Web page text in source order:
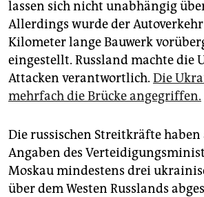
lassen sich nicht unabhängig
Allerdings wurde der Autoverkehr
Kilometer lange Bauwerk
eingestellt. Russland machte die
Attacken verantwortlich. Die
mehrfach die Brücke angegriffen.
Die russischen Streitkräfte
Angaben des
Moskau mindestens drei
über dem Westen Russlands